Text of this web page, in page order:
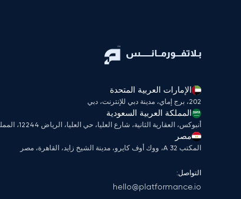
الإمارات العربية المتحدة
202، برج إماي، مدينة دبي للإنترنت، دبي
المملكة العربية السعودية
أنبوكس، العقارية الثانية، شارع العليا، حي العليا، الرياض 12244، المملكة العربية السعودية
مصر
المكتب A 32، ووك أوف كايرو، مدينة الشيخ زايد، القاهرة، مصر
التواصل:
hello@platformance.io